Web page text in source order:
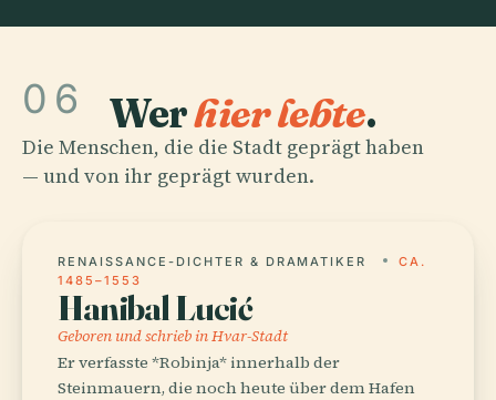
06 Werhier lebte.
Die Menschen, die die Stadt geprägt haben
— und von ihr geprägt wurden.
RENAISSANCE-DICHTER & DRAMATIKER
CA.
1485–1553
Hanibal Lucić
Geboren und schrieb in Hvar-Stadt
Er verfasste *Robinja* innerhalb der
Steinmauern, die noch heute über dem Hafen